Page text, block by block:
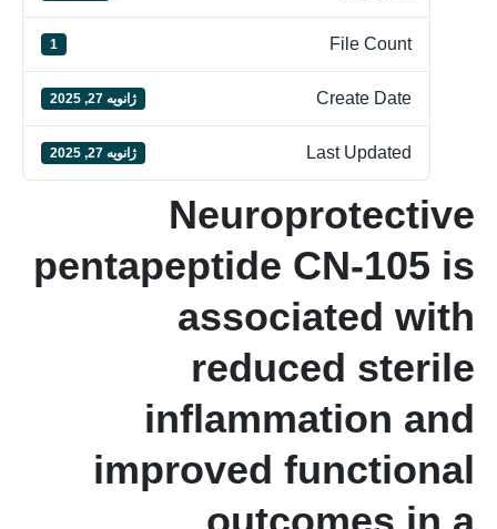
File Count
1
Create Date ژانویه 27, 2025
Last Updated ژانویه 27, 2025
Neuroprotective
pentapeptide CN-105 is
associated with
reduced sterile
inflammation and
improved functional